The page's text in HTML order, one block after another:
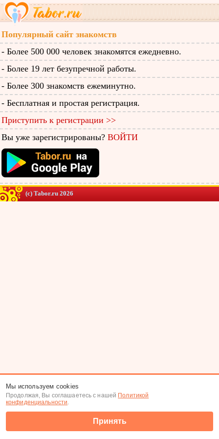
Популярный сайт знакомств
- Более 500 000 человек знакомятся ежедневно.
- Более 19 лет безупречной работы.
- Более 300 знакомств ежеминутно.
- Бесплатная и простая регистрация.
Приступить к регистрации >>
Вы уже зарегистрированы? ВОЙТИ
(c) Tabor.ru 2026
Мы используем cookies
Продолжая, Вы соглашаетесь с нашей Политикой
конфиденциальности.
Принять